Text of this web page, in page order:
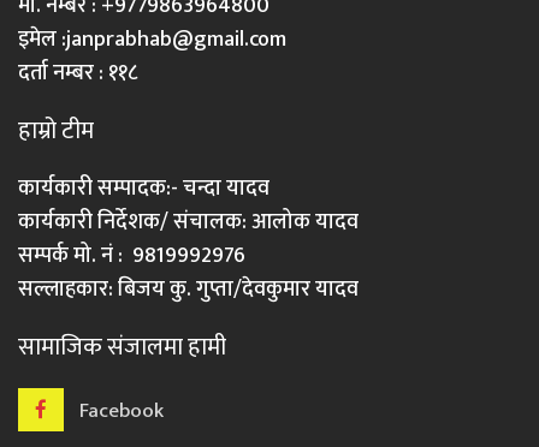
इमेल :janprabhab@gmail.com
दर्ता नम्बर : ११८
हाम्रो टीम
कार्यकारी सम्पादक:- चन्दा यादव
कार्यकारी निर्देशक/ संचालक: आलोक यादव
सम्पर्क मो. नं : 9819992976
सल्लाहकार: बिजय कु. गुप्ता/देवकुमार यादव
सामाजिक संजालमा हामी
Facebook